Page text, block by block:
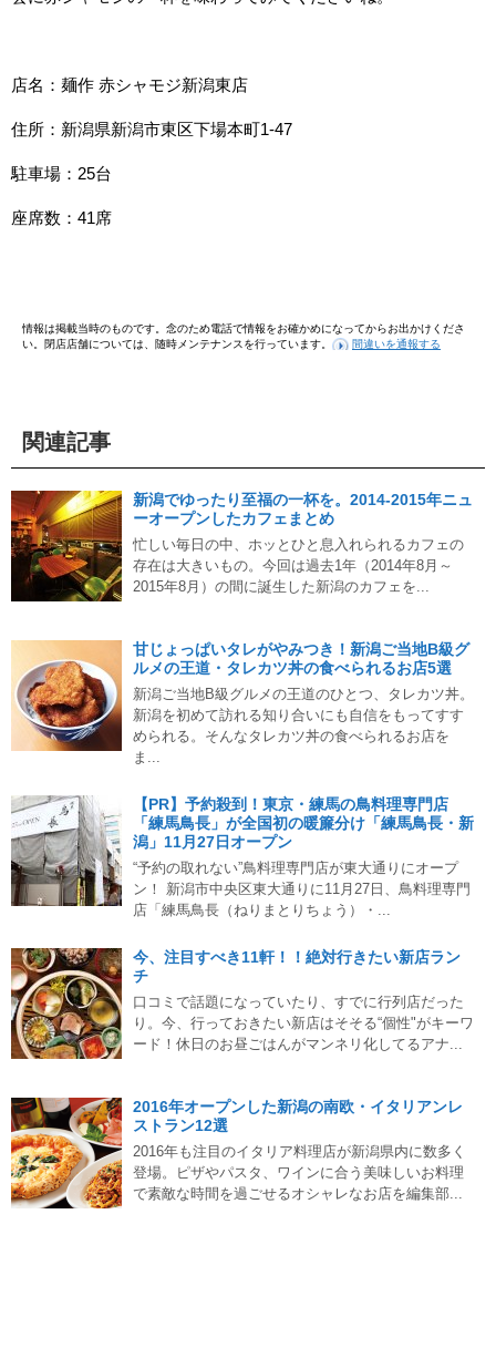
店名：麺作 赤シャモジ新潟東店
住所：新潟県新潟市東区下場本町1-47
駐車場：25台
座席数：41席
情報は掲載当時のものです。念のため電話で情報をお確かめになってからお出かけくださ
い。閉店店舗については、随時メンテナンスを行っています。
間違いを通報する
関連記事
新潟でゆったり至福の一杯を。2014-2015年ニュ
ーオープンしたカフェまとめ
忙しい毎日の中、ホッとひと息入れられるカフェの
存在は大きいもの。今回は過去1年（2014年8月～
2015年8月）の間に誕生した新潟のカフェを...
甘じょっぱいタレがやみつき！新潟ご当地B級グ
ルメの王道・タレカツ丼の食べられるお店5選
新潟ご当地B級グルメの王道のひとつ、タレカツ丼。
新潟を初めて訪れる知り合いにも自信をもってすす
められる。そんなタレカツ丼の食べられるお店を
ま...
【PR】予約殺到！東京・練馬の鳥料理専門店
「練馬鳥長」が全国初の暖簾分け「練馬鳥長・新
潟」11月27日オープン
“予約の取れない”鳥料理専門店が東大通りにオープ
ン！ 新潟市中央区東大通りに11月27日、鳥料理専門
店「練馬鳥長（ねりまとりちょう）・...
今、注目すべき11軒！！絶対行きたい新店ラン
チ
口コミで話題になっていたり、すでに行列店だった
り。今、行っておきたい新店はそそる“個性"がキーワ
ード！休日のお昼ごはんがマンネリ化してるアナ...
2016年オープンした新潟の南欧・イタリアンレ
ストラン12選
2016年も注目のイタリア料理店が新潟県内に数多く
登場。ピザやパスタ、ワインに合う美味しいお料理
で素敵な時間を過ごせるオシャレなお店を編集部...